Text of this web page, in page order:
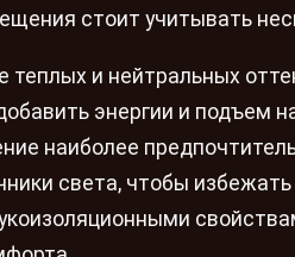
стоит учитывать
теплых и нейтральных
энергии и подъем
наиболее
света, чтобы избежать